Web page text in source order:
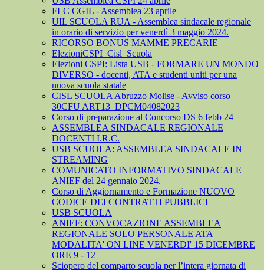
FLC CGIL - Assemblea 23 aprile
UIL SCUOLA RUA - Assemblea sindacale regionale
in orario di servizio per venerdì 3 maggio 2024.
RICORSO BONUS MAMME PRECARIE
ElezioniCSPI_Cisl_Scuola
Elezioni CSPI: Lista USB - FORMARE UN MONDO
DIVERSO - docenti, ATA e studenti uniti per una
nuova scuola statale
CISL SCUOLA Abruzzo Molise - Avviso corso
30CFU ART13_DPCM04082023
Corso di preparazione al Concorso DS 6 febb 24
ASSEMBLEA SINDACALE REGIONALE
DOCENTI I.R.C.
USB SCUOLA: ASSEMBLEA SINDACALE IN
STREAMING
COMUNICATO INFORMATIVO SINDACALE
ANIEF del 24 gennaio 2024.
Corso di Aggiornamento e Formazione NUOVO
CODICE DEI CONTRATTI PUBBLICI
USB SCUOLA
ANIEF: CONVOCAZIONE ASSEMBLEA
REGIONALE SOLO PERSONALE ATA
MODALITA' ON LINE VENERDI' 15 DICEMBRE
ORE 9 - 12
Sciopero del comparto scuola per l’intera giornata di